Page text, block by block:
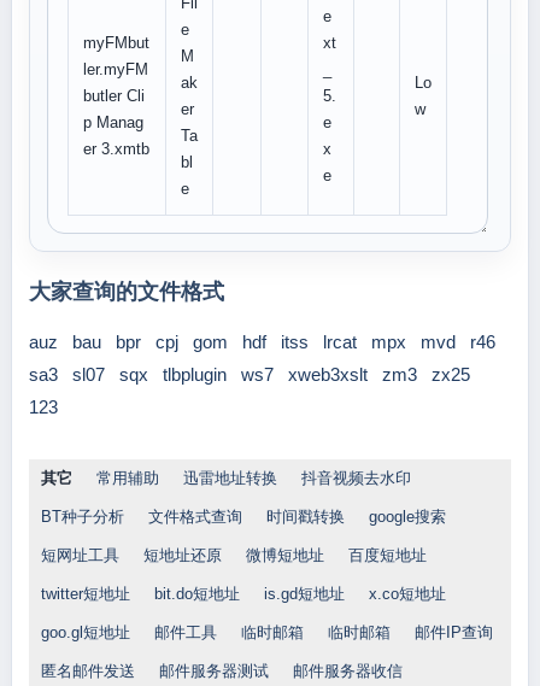
myFMbut
ler.myFM
butler Cli
p Manag
er 3.xmtb
e
M
ak
er
Ta
bl
e
e
xt
5.
e
x
e
Lo
w
大家查询的文件格式
auz bau bpr cpj gom hdf itss lrcat mpx mvd
r46
sa3
sl07 sqx tlbplugin ws7 xweb3xslt zm3
zx25
123
其它 常用辅助 迅雷地址转换 抖音视频去水印
BT种子分析 文件格式查询 时间戳转换 google搜索
短网址工具 短地址还原 微博短地址 百度短地址
twitter短地址 bit.do短地址 is.gd短地址 x.co短地址
goo.gl短地址 邮件工具 临时邮箱 临时邮箱 邮件IP查询
匿名邮件发送 邮件服务器测试 邮件服务器收信